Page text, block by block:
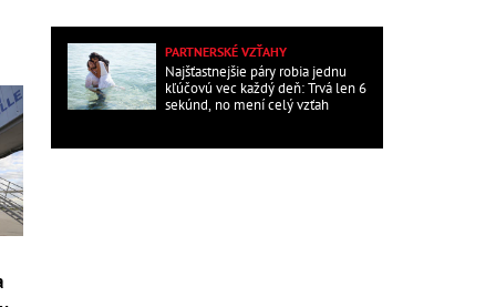
PARTNERSKÉ VZŤAHY
Najšťastnejšie páry robia jednu
kľúčovú vec každý deň: Trvá len 6
sekúnd, no mení celý vzťah